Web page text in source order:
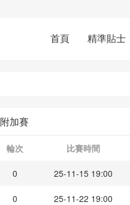
首頁 精準貼士
附加賽
輪次 比賽時間
0 25-11-15 19:00
0 25-11-22 19:00